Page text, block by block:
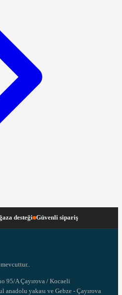
desteği Güvenli sipariş
95/A Çayırova / Kocaeli
anadolu yakası ve Gebze - Çayırova